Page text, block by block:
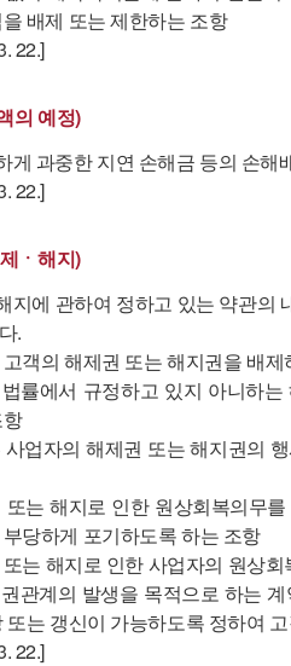
배제 또는 제한하는 조항
22.]
의 예정)
게 과중한 지연 손해금 등의 손
22.]
ㆍ해지)
지에 관하여 정하고 있는 약관의
.
객의 해제권 또는 해지권을 배
률에서 규정하고 있지 아니하
업자의 해제권 또는 해지권의
는 해지로 인한 원상회복의무
당하게 포기하도록 하는 조항
는 해지로 인한 사업자의 원상
관계의 발생을 목적으로 하는
또는 갱신이 가능하도록 정하여
22.]